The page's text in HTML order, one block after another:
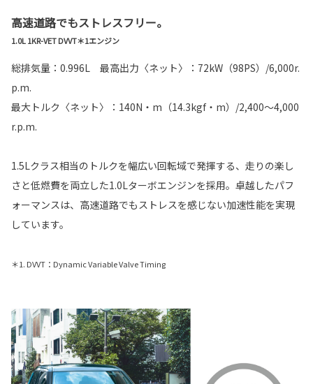
高速道路でもストレスフリー。
1.0L 1KR-VET DVVT＊1エンジン
総排気量：0.996L 最高出力〈ネット〉：72kW（98PS）/6,000r.
p.m.
最大トルク〈ネット〉：140N・m（14.3kgf・m）/2,400～4,000
r.p.m.
1.5Lクラス相当のトルクを幅広い回転域で発揮する、走りの楽し
さと低燃費を両立した1.0Lターボエンジンを採用。卓越したパフ
ォーマンスは、高速道路でもストレスを感じない加速性能を実現
しています。
＊1. DVVT：Dynamic Variable Valve Timing